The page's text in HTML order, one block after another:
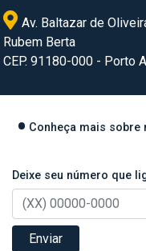
Av. Baltazar de
Rubem Berta
CEP. 91180-000 - Porto
Conheça mais sobre
Deixe seu número que
Enviar